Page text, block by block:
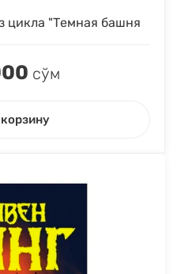
цикла "Темная башня
сўм